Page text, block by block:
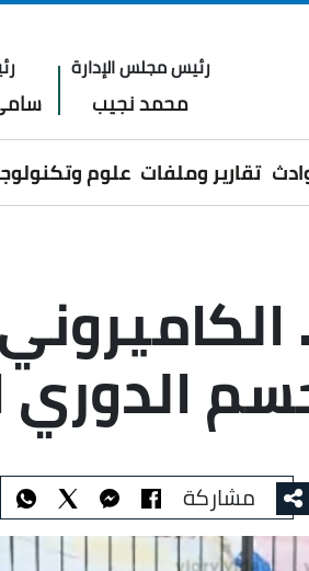
رئيس مجلس الإدارة
محمد نجيب
تقارير وملفات علوم
الدوري
مشاركة